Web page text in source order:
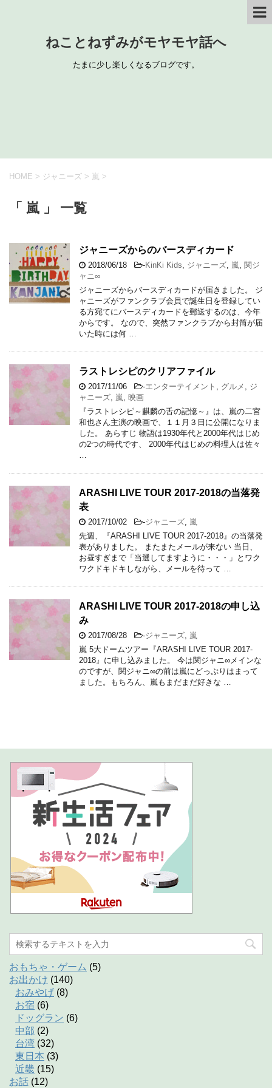
ねことねずみがモヤモヤ話へ
たまに少し楽しくなるブログです。
HOME > ジャニーズ > 嵐 >
「 嵐 」 一覧
ジャニーズからのバースディカード
2018/06/18 -KinKi Kids ジャニーズ 嵐
関ジ
ャニ∞
ジャニーズからバースディカードが届きました。 ジ
ャニーズがファンクラブ会員で誕生日を登録してい
る方宛てにバースディカードを郵送するのは、今年
からです。 なので、突然ファンクラブから封筒が届
いた時には何 …
ラストレシピのクリアファイル
2017/11/06 -エンターテイメント グルメ
ジ
ャニーズ 嵐
映画
『ラストレシピ～麒麟の舌の記憶～』は、嵐の二宮
和也さん主演の映画で、１１月３日に公開になりま
した。 あらすじ 物語は1930年代と2000年代はじめ
の2つの時代です、 2000年代はじめの料理人は佐々
ARASHI LIVE TOUR 2017-2018の当落発
表
2017/10/02 -ジャニーズ 嵐
先週、『ARASHI LIVE TOUR 2017-2018』の当落発
表がありました。 またまたメールが来ない 当日、
お昼すぎまで「当選してますように・・・」とワク
ワクドキドキしながら、メールを待って …
ARASHI LIVE TOUR 2017-2018の申し込
み
2017/08/28 -ジャニーズ 嵐
嵐 5大ドームツアー『ARASHI LIVE TOUR 2017-
2018』に申し込みました。 今は関ジャニ∞メインな
のですが、関ジャニ∞の前は嵐にどっぷりはまって
ました。もちろん、嵐もまだまだ好きな …
おもちゃ・ゲーム (5)
お出かけ (140)
おみやげ (8)
お宿 (6)
ドッグラン (6)
中部 (2)
台湾 (32)
東日本 (3)
近畿 (15)
お話 (12)